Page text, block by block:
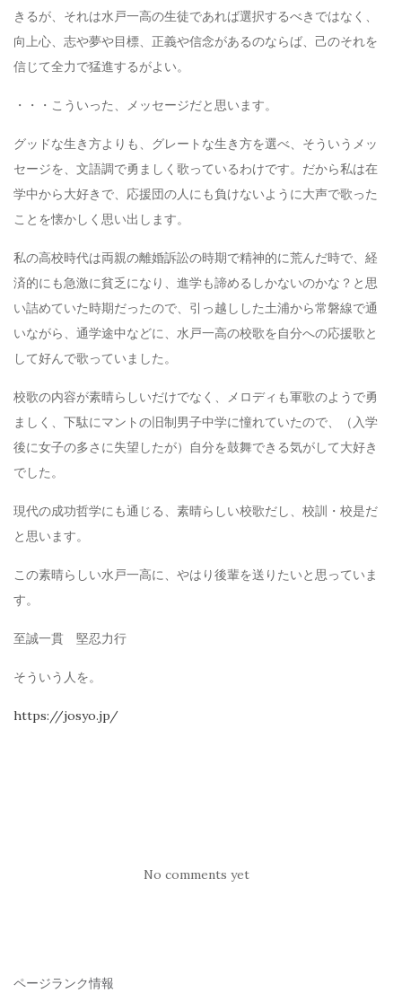
きるが、それは水戸一高の生徒であれば選択するべきではなく、
向上心、志や夢や目標、正義や信念があるのならば、己のそれを
信じて全力で猛進するがよい。
・・・こういった、メッセージだと思います。
グッドな生き方よりも、グレートな生き方を選べ、そういうメッ
セージを、文語調で勇ましく歌っているわけです。だから私は在
学中から大好きで、応援団の人にも負けないように大声で歌った
ことを懐かしく思い出します。
私の高校時代は両親の離婚訴訟の時期で精神的に荒んだ時で、経
済的にも急激に貧乏になり、進学も諦めるしかないのかな？と思
い詰めていた時期だったので、引っ越しした土浦から常磐線で通
いながら、通学途中などに、水戸一高の校歌を自分への応援歌と
して好んで歌っていました。
校歌の内容が素晴らしいだけでなく、メロディも軍歌のようで勇
ましく、下駄にマントの旧制男子中学に憧れていたので、（入学
後に女子の多さに失望したが）自分を鼓舞できる気がして大好き
でした。
現代の成功哲学にも通じる、素晴らしい校歌だし、校訓・校是だ
と思います。
この素晴らしい水戸一高に、やはり後輩を送りたいと思っていま
す。
至誠一貫 堅忍力行
そういう人を。
https://josyo.jp/
No comments yet
ページランク情報